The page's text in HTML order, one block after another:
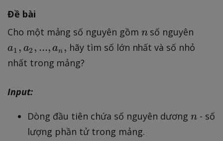
Đề bài
Cho một mảng số nguyên gồm n
nsố nguyên
_
,.
a1 , a2 , ..., an , hãy tìm số lớn nhất và số nhỏ
nhất trong mảng?
Input:
Dòng đầu tiên chứa số nguyên dương n
n - số
lượng phần tử trong mảng.